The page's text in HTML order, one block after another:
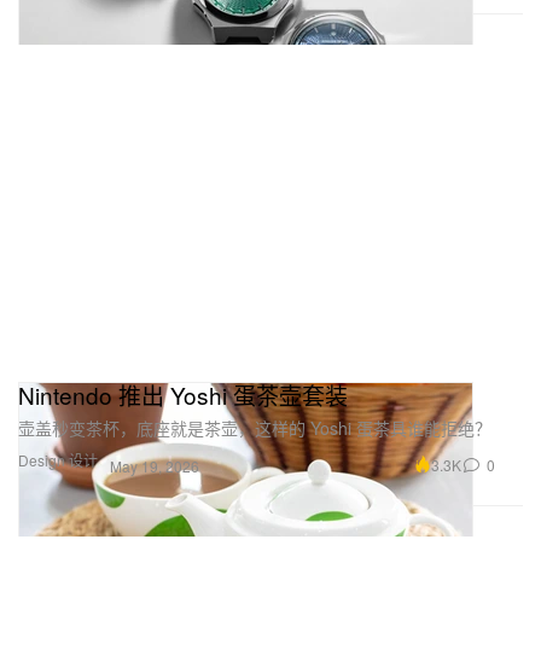
Design 设计
Nintendo 推出 Yoshi 蛋茶壶套装
壶盖秒变茶杯，底座就是茶壶，这样的 Yoshi 蛋茶具谁能拒绝？
May 19, 2026 3.3K 0